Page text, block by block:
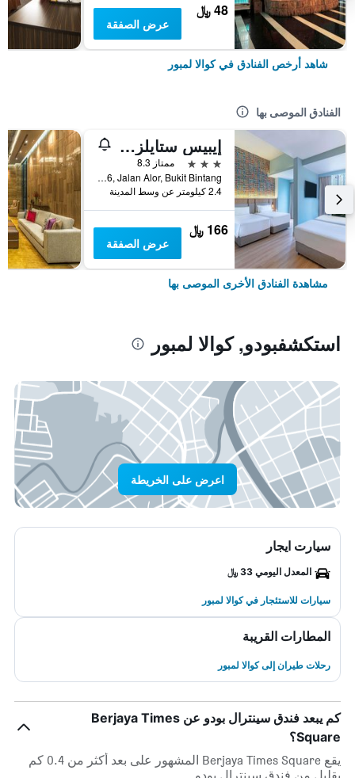
48 ﷼
عرض الصفقة
شاهد أرخص الفنادق في كوالا لمبور
الفنادق الموصى بها
إيبيس ستايلز كوالا لمبور بوكيت بينتانج
3 نجوم
ممتاز 8.3
No.16, Jalan Alor, Bukit Bintang, كوالا لمبور, ماليزيا
2.4 كيلومتر عن وسط المدينة
166 ﷼
عرض الصفقة
مشاهدة الفنادق الأخرى الموصى بها
استكشفبودو, كوالا لمبور
اعرض على الخريطة
سيارت ايجار
المعدل اليومي 33 ﷼
سيارات للاستئجار في كوالا لمبور
المطارات القريبة
رحلات طيران إلى كوالا لمبور
كم يبعد فندق سينترال بودو عن Berjaya Times
Square؟
يقع Berjaya Times Square المشهور على بعد أكثر من 0.4 كم